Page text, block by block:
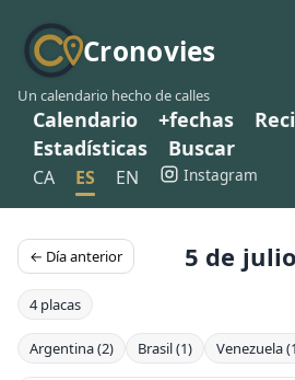
Cronovies
Un calendario hecho de calles
Calendario +fechas
Estadísticas
Buscar
CA ES EN Instagram
← Día anterior 5 de julio
4 placas
Argentina (2) Brasil (1) Venezuela